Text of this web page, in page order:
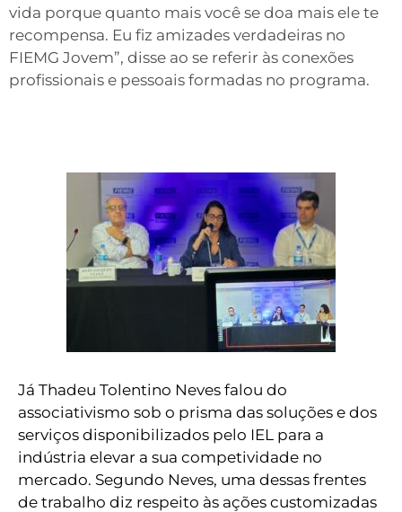
vida porque quanto mais você se doa mais ele te
recompensa. Eu fiz amizades verdadeiras no
FIEMG Jovem”, disse ao se referir às conexões
profissionais e pessoais formadas no programa.
Já Thadeu Tolentino Neves falou do
associativismo sob o prisma das soluções e dos
serviços disponibilizados pelo IEL para a
indústria elevar a sua competividade no
mercado. Segundo Neves, uma dessas frentes
de trabalho diz respeito às ações customizadas